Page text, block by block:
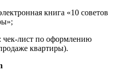
книга «10 советов
лист по оформлению
квартиры).